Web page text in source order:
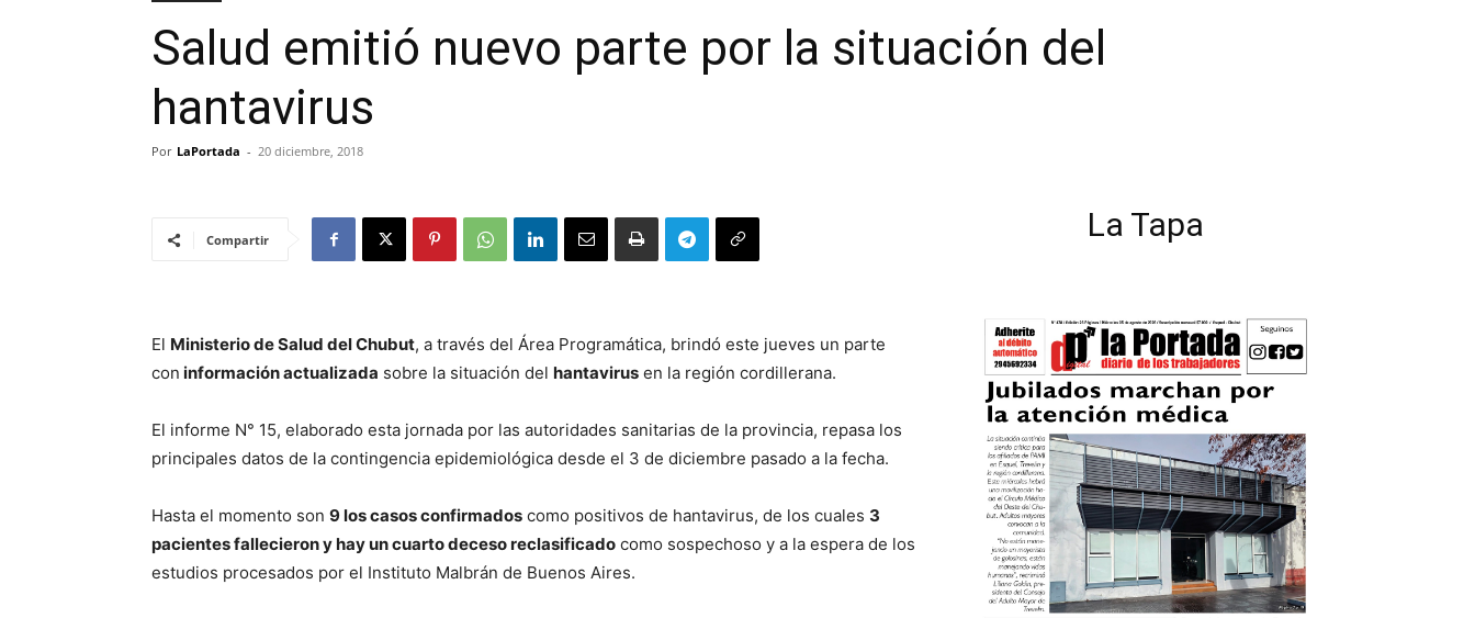
Salud emitió nuevo parte por la situación del
hantavirus
Por LaPortada - 20 diciembre, 2018
Compartir
El Ministerio de Salud del Chubut, a través del Área Programática, brindó este jueves un parte
con información actualizada sobre la situación del hantavirus en la región cordillerana.
El informe N° 15, elaborado esta jornada por las autoridades sanitarias de la provincia, repasa los
principales datos de la contingencia epidemiológica desde el 3 de diciembre pasado a la fecha.
Hasta el momento son 9 los casos confirmados como positivos de hantavirus, de los cuales 3
pacientes fallecieron y hay un cuarto deceso reclasificado como sospechoso y a la espera de los
estudios procesados por el Instituto Malbrán de Buenos Aires.
La Tapa